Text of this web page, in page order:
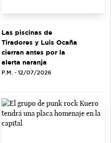
Las piscinas de
Tiradores y Luis Ocaña
cierran antes por la
alerta naranja
P.M. - 12/07/2026